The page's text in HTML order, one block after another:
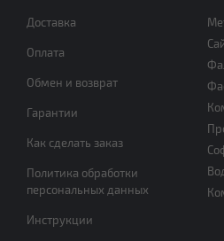
Доставка
Оплата
Обмен и возврат
Гарантии
Как сделать заказ
Политика обработки
персональных данных
Инструкции
Нужна